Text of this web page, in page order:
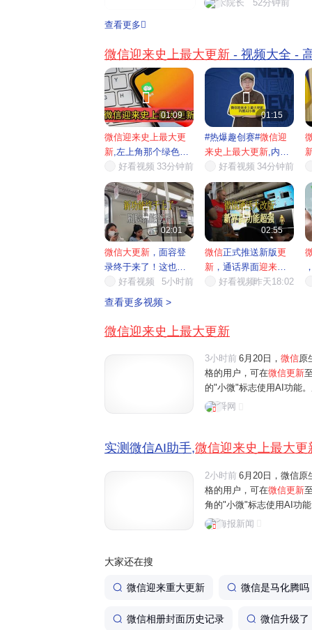
民级应用正式进军AI领
标注着"...
宋院长 52分钟前
查看更多
微信迎来史上最大更新 - 视频大全 -

01:09
微信迎来史上最大更
新,左上角那个绿色眼
睛的...好看视频 33分钟前

01:15
#热爆趣创赛#微信迎
来史上最大更新,内置
AI小...好看视频 34分钟前

02:01
微信大更新 ，面容登
录终于来了！这也太
方便了
好看视频 5小时前

02:55
微信正式推送新版更
新 ，通话界面迎来
面升级
好看视频昨天18:02
查看更多视频 >
微信迎来史上最大更新
3小时前 6月20日， 微信原
格的用户，可在微信更新
的"小微"标志使用AI功能
微"的互动。界面新闻记者
舜网
实测微信AI助手,微信迎来史上最大更
2小时前 6月20日，微信原
格的用户，可在微信更新
角的"小微"标志使用AI功
微"的互动。界面新闻记
海报新闻
大家还在搜
微信迎来重大更新 微信是马化腾吗
微信相册封面历史记录 微信升级了